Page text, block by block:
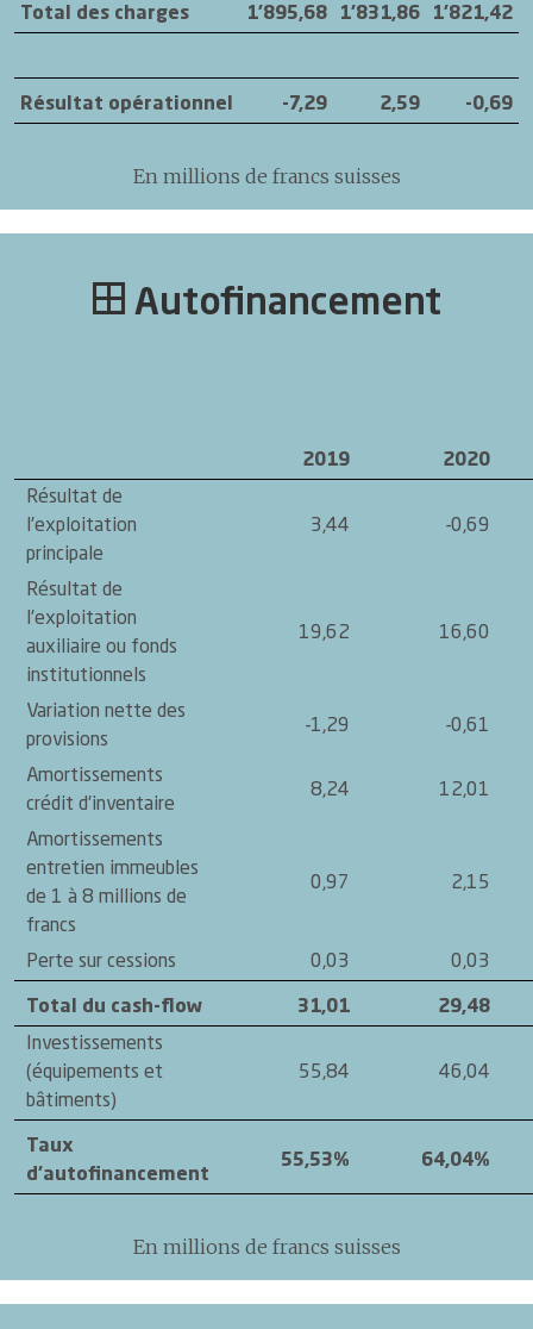
Total des charges 1'895,68 1'831,86 1'821,42
Résultat opérationnel -7,29 2,59 -0,69
En millions de francs suisses
Autofinancement
2019
2020
Résultat de
l'exploitation
principale
3,44 -0,69
Résultat de
l'exploitation
auxiliaire ou fonds
institutionnels
19,62 16,60
Variation nette des
provisions
-1,29 -0,61
Amortissements
crédit d'inventaire
8,24 12,01
Amortissements
entretien immeubles
de 1 à 8 millions de
francs
0,97 2,15
Perte sur cessions 0,03 0,03
Total du cash-flow 31,01
29,48
Investissements
(équipements et
bâtiments)
55,84 46,04
Taux
d'autofinancement
55,53% 64,04%
En millions de francs suisses